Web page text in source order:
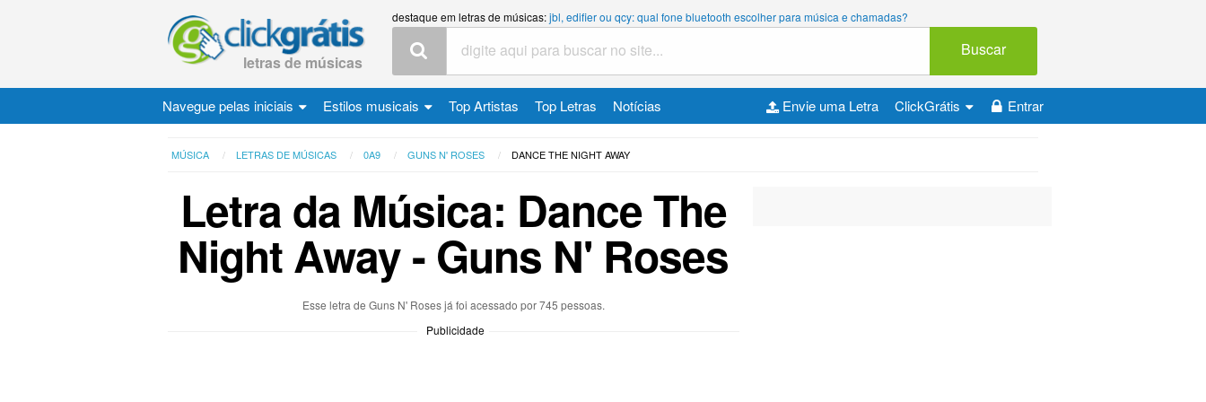
letras de músicas
destaque em letras de músicas:jbl, edifier ou qcy: qual fone bluetooth escolher para música e chamadas?
Buscar
Navegue pelas iniciais Estilos musicais Top Artistas Top Letras Notícias Entrar
ClickGrátis
Envie uma Letra
MÚSICA LETRAS DE MÚSICAS 0A9 GUNS N' ROSES DANCE THE NIGHT AWAY
Letra da Música: Dance The
Night Away - Guns N' Roses
Esse letra de Guns N' Roses já foi acessado por 745 pessoas.
Publicidade